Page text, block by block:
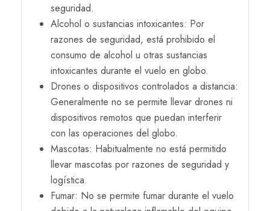
seguridad.
Alcohol o sustancias intoxicantes: Por
razones de seguridad, está prohibido el
consumo de alcohol u otras sustancias
intoxicantes durante el vuelo en globo.
Drones o dispositivos controlados a distancia:
Generalmente no se permite llevar drones ni
dispositivos remotos que puedan interferir
con las operaciones del globo.
Mascotas: Habitualmente no está permitido
llevar mascotas por razones de seguridad y
logística.
Fumar: No se permite fumar durante el vuelo